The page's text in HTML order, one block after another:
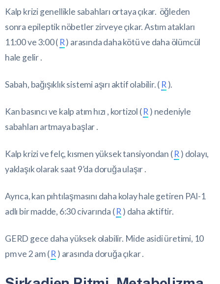
Kalp krizi genellikle sabahları ortaya çıkar. öğleden
sonra epileptik nöbetler zirveye çıkar. Astım atakları
11:00 ve 3:00 ( R) arasında daha kötü ve daha ölümcül
hale gelir .
Sabah, bağışıklık sistemi aşırı aktif olabilir. ( R ).
Kan basıncı ve kalp atım hızı , kortizol (R ) nedeniyle
sabahları artmaya başlar .
Kalp krizi ve felç, kısmen yüksek tansiyondan (R ) dolayı,
yaklaşık olarak saat 9’da doruğa ulaşır .
Ayrıca, kan pıhtılaşmasını daha kolay hale getiren PAI-1
adlı bir madde, 6:30 civarında (R ) daha aktiftir.
GERD gece daha yüksek olabilir. Mide asidi üretimi, 10
pm ve 2 am (R ) arasında doruğa çıkar .